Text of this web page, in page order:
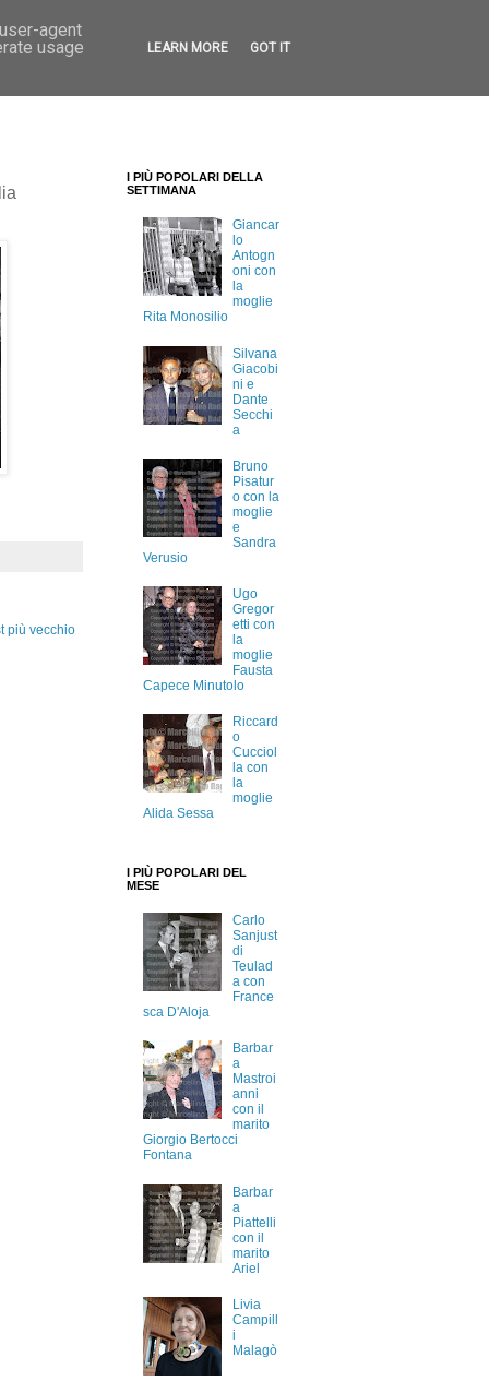
più vecchio
I PIÙ POPOLARI DELLA
SETTIMANA
Giancar
lo
Antogn
oni con
la
moglie
Rita Monosilio
Silvana
Giacobi
ni e
Dante
Secchi
a
Bruno
Pisatur
o con la
moglie
e
Sandra
Verusio
Ugo
Gregor
etti con
la
moglie
Fausta
Capece Minutolo
Riccard
o
Cucciol
la con
la
moglie
Alida Sessa
I PIÙ POPOLARI DEL
MESE
Carlo
Sanjust
di
Teulad
a con
France
sca D'Aloja
Barbar
a
Mastroi
anni
con il
marito
Giorgio Bertocci
Fontana
Barbar
a
Piattelli
con il
marito
Ariel
Livia
Campill
i
Malagò
agent
usage
LEARN MORE GOT IT